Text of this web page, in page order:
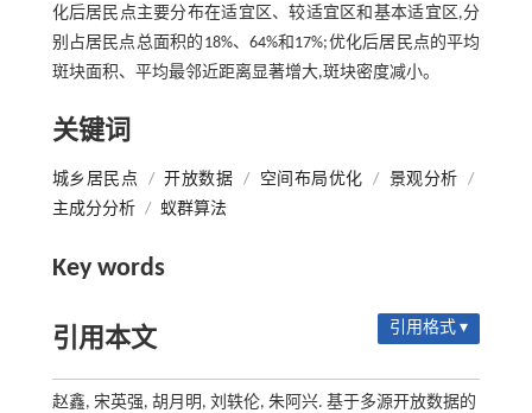
化后居民点主要分布在适宜区、较适宜区和基本适宜区,分
别占居民点总面积的18%、64%和17%;优化后居民点的平均
斑块面积、平均最邻近距离显著增大,斑块密度减小。
关键词
城乡居民点 / 开放数据 / 空间布局优化 / 景观分析
/
主成分分析 / 蚁群算法
Key words
引用本文 引用格式 ▾
赵鑫, 宋英强, 胡月明, 刘轶伦, 朱阿兴. 基于多源开放数据的